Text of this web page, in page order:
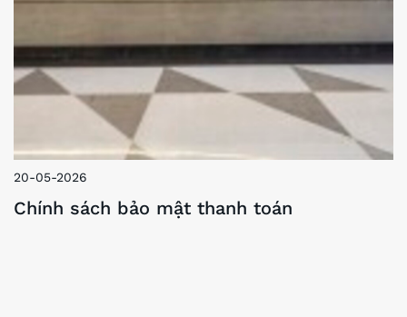
20-05-2026
Chính sách bảo mật thanh toán